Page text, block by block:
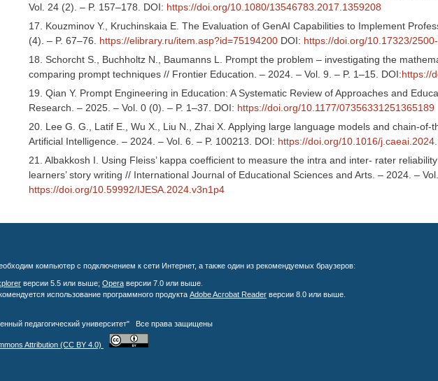
Vol. 24 (2). – P. 157–178. DOI: https://doi.org/10.1080/13546783.2017.1359208
17. Kouzminov Y., Kruchinskaia E. The Evaluation of GenAI Capabilities to Implement
(4). – P. 67–76. https://elibrary.ru/item.asp?id=75194200 DOI: https://doi.org/10.17323/
18. Schorcht S., Buchholtz N., Baumanns L. Prompt the problem – investigating the
comparing prompt techniques // Frontier Education. – 2024. – Vol. 9. – P. 1–15. DOI:https://
19. Qian Y. Prompt Engineering in Education: A Systematic Review of Approaches and
Research. – 2025. – Vol. 0 (0). – P. 1–37. DOI: https://doi.org/10.1177/07356331251365189
20. Lee G. G., Latif E., Wu X., Liu N., Zhai X. Applying large language models and chain-
Artificial Intelligence. – 2024. – Vol. 6. – P. 100213. DOI: https://doi.org/10.1016/
21. Albakkosh I. Using Fleiss’ kappa coefficient to measure the intra and inter- rater
learners’ story writing // International Journal of Educational Sciences and Arts. – 2024. –
https://doi.org/10.59992/IJESA.2024.v3n1p4
компьютер с подключением к сети Интернет, а также один из рекомендуемых браузеров:
версии 5.5 или выше; Opera версии 7.0 или выше.
использование программного продукта Adobe Acrobat Reader версии 8.0 или выше.
педагогический университет" Все права защищены
Attribution (CC BY 4.0)